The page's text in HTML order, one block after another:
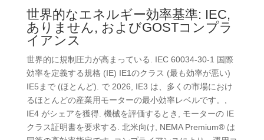
世界的なエネルギー効率基準: IEC,
ありません, およびGOSTコンプラ
イアンス
世界的に規制圧力が高まっている. IEC 60034-30-1 国際
効率を定義する規格 (IE) IE1のクラス (最も効率が悪い)
IE5まで (ほとんど). で 2026, IE3 は、多くの市場におけ
るほとんどの産業用モーターの最小効率レベルです。,
IE4 がシェアを獲得. 機械を評価するとき, モーターの IE
クラス証明書を要求する
. 北米向け, NEMA Premium® は